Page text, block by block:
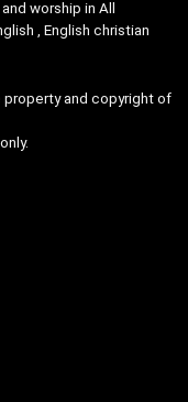
worship in All
, English christian
property and copyright of